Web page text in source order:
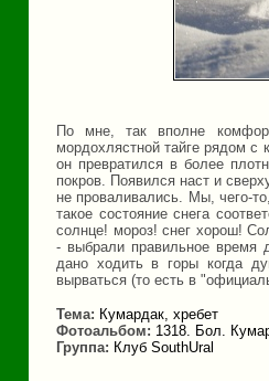
По мне, так вполне
мордохлястной тайге рядом с
он превратился в более
покров. Появился наст и
не проваливались. Мы, чего-
такое состояние снега
солнце! мороз! снег хорош!
- выбрали правильное
дано ходить в горы когда
вырваться (то есть в
Тема: Кумардак, хребет
Фотоальбом: 1318. Бол.
Группа: Клуб SouthUral